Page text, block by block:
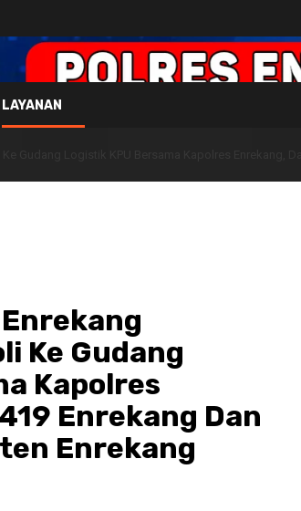
LAYANAN
Ke Gudang
Kapolres
Enrekang Dan
Enrekang